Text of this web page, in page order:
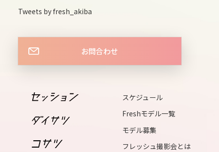
sun
mon
16
17
wed
thu
Tweets by fresh_akiba
お問合わせ
スケジュール
Freshモデル一覧
モデル募集
フレッシュ撮影会とは